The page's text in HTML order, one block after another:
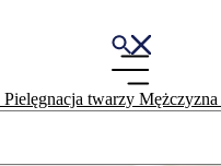
Pielęgnacja twarzy Mężczyzna